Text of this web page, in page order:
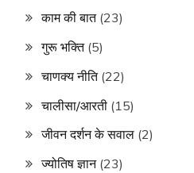
काम की बात(23)
गुरू भक्ति(5)
चाणक्य नीति(22)
चालीसा/आरती (15)
जीवन दर्शन के सवाल (2)
ज्योतिष ज्ञान(23)